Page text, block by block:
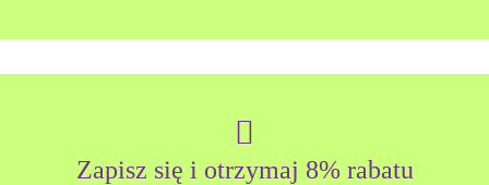
Zapisz się i otrzymaj 8% rabatu